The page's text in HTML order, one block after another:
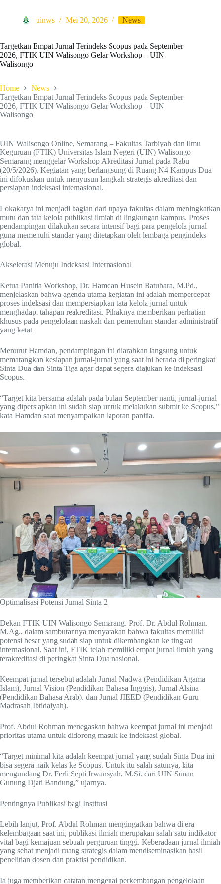
uinws Mei 20, 2026 News
Targetkan Empat Jurnal Terindeks Scopus pada September
2026, FTIK UIN Walisongo Gelar Workshop – UIN
Walisongo
Home
News
Targetkan Empat Jurnal Terindeks Scopus pada September
2026, FTIK UIN Walisongo Gelar Workshop – UIN
Walisongo
UIN Walisongo Online, Semarang – Fakultas Tarbiyah dan Ilmu
Keguruan (FTIK) Universitas Islam Negeri (UIN) Walisongo
Semarang menggelar Workshop Akreditasi Jurnal pada Rabu
(20/5/2026). Kegiatan yang berlangsung di Ruang N4 Kampus Dua
ini difokuskan untuk menyusun langkah strategis akreditasi dan
persiapan indeksasi internasional.
Lokakarya ini menjadi bagian dari upaya fakultas dalam meningkatkan
mutu dan tata kelola publikasi ilmiah di lingkungan kampus. Proses
pendampingan dilakukan secara intensif bagi para pengelola jurnal
guna memenuhi standar yang ditetapkan oleh lembaga pengindeks
global.
Akselerasi Menuju Indeksasi Internasional
Ketua Panitia Workshop, Dr. Hamdan Husein Batubara, M.Pd.,
menjelaskan bahwa agenda utama kegiatan ini adalah mempercepat
proses indeksasi dan mempersiapkan tata kelola jurnal untuk
menghadapi tahapan reakreditasi. Pihaknya memberikan perhatian
khusus pada pengelolaan naskah dan pemenuhan standar administratif
yang ketat.
Menurut Hamdan, pendampingan ini diarahkan langsung untuk
mematangkan kesiapan jurnal-jurnal yang saat ini berada di peringkat
Sinta Dua dan Sinta Tiga agar dapat segera diajukan ke indeksasi
Scopus.
“Target kita bersama adalah pada bulan September nanti, jurnal-jurnal
yang dipersiapkan ini sudah siap untuk melakukan submit ke Scopus,”
kata Hamdan saat menyampaikan laporan panitia.
Optimalisasi Potensi Jurnal Sinta 2
Dekan FTIK UIN Walisongo Semarang, Prof. Dr. Abdul Rohman,
M.Ag., dalam sambutannya menyatakan bahwa fakultas memiliki
potensi besar yang sudah siap untuk dikembangkan ke tingkat
internasional. Saat ini, FTIK telah memiliki empat jurnal ilmiah yang
terakreditasi di peringkat Sinta Dua nasional.
Keempat jurnal tersebut adalah Jurnal Nadwa (Pendidikan Agama
Islam), Jurnal Vision (Pendidikan Bahasa Inggris), Jurnal Alsina
(Pendidikan Bahasa Arab), dan Jurnal JIEED (Pendidikan Guru
Madrasah Ibtidaiyah).
Prof. Abdul Rohman menegaskan bahwa keempat jurnal ini menjadi
prioritas utama untuk didorong masuk ke indeksasi global.
“Target minimal kita adalah keempat jurnal yang sudah Sinta Dua ini
bisa segera naik kelas ke Scopus. Untuk itu salah satunya, kita
mengundang Dr. Ferli Septi Irwansyah, M.Si. dari UIN Sunan
Gunung Djati Bandung,” ujarnya.
Pentingnya Publikasi bagi Institusi
Lebih lanjut, Prof. Abdul Rohman mengingatkan bahwa di era
kelembagaan saat ini, publikasi ilmiah merupakan salah satu indikator
vital bagi kemajuan sebuah perguruan tinggi. Keberadaan jurnal ilmiah
yang sehat menjadi ruang strategis dalam mendiseminasikan hasil
penelitian dosen dan praktisi pendidikan.
Ia juga memberikan catatan mengenai perkembangan pengelolaan